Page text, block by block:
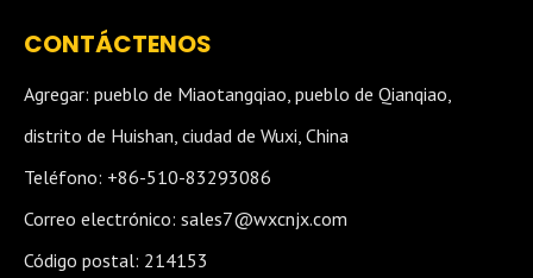
CONTÁCTENOS
Agregar: pueblo de Miaotangqiao, pueblo de Qianqiao,
distrito de Huishan, ciudad de Wuxi, China
Teléfono: +86-510-83293086
Correo electrónico: sales7@wxcnjx.com
Código postal: 214153